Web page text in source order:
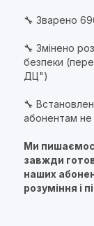
🔧 Зварено
🔧 Змінено
безпеки
ДЦ")
🔧
абонентам не
Ми
завжди
наших
розуміння і